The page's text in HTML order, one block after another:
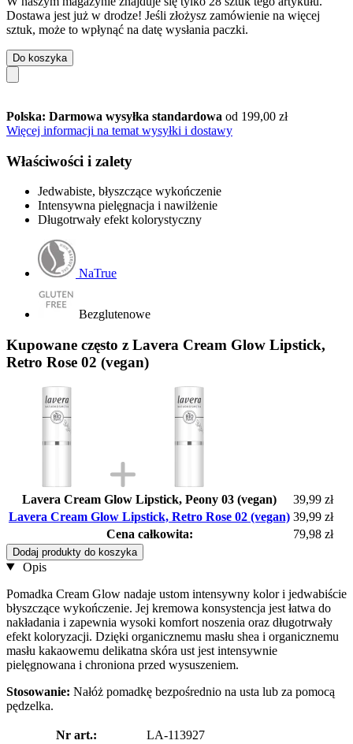
Dostawa jest już w drodze! Jeśli złożysz zamówienie na więcej
sztuk, może to wpłynąć na datę wysłania paczki.
Do koszyka
Polska: Darmowa wysyłka standardowa od 199,00 zł
Więcej informacji na temat wysyłki i dostawy
Właściwości i zalety
Jedwabiste, błyszczące wykończenie
Intensywna pielęgnacja i nawilżenie
Długotrwały efekt kolorystyczny
NaTrue
Bezglutenowe
Kupowane często z Lavera Cream Glow Lipstick,
Retro Rose 02 (vegan)
Lavera Cream Glow Lipstick, Peony 03 (vegan)
39,99 zł
Lavera Cream Glow Lipstick, Retro Rose 02 (vegan) 39,99 zł
Cena całkowita:
79,98 zł
Dodaj produkty do koszyka
Opis
Pomadka Cream Glow nadaje ustom intensywny kolor i jedwabiście
błyszczące wykończenie. Jej kremowa konsystencja jest łatwa do
nakładania i zapewnia wysoki komfort noszenia oraz długotrwały
efekt koloryzacji. Dzięki organicznemu masłu shea i organicznemu
masłu kakaowemu delikatna skóra ust jest intensywnie
pielęgnowana i chroniona przed wysuszeniem.
Stosowanie: Nałóż pomadkę bezpośrednio na usta lub za pomocą
pędzelka.
Nr art.:
LA-113927